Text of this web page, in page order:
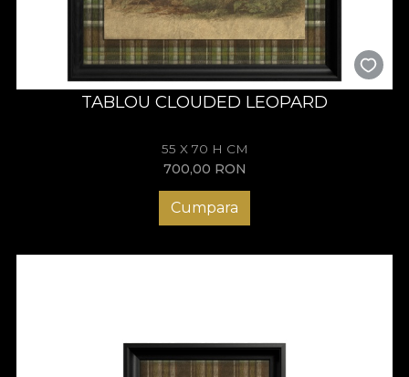
TABLOU CLOUDED LEOPARD
55 X 70 H CM
700,00 RON
Cumpara